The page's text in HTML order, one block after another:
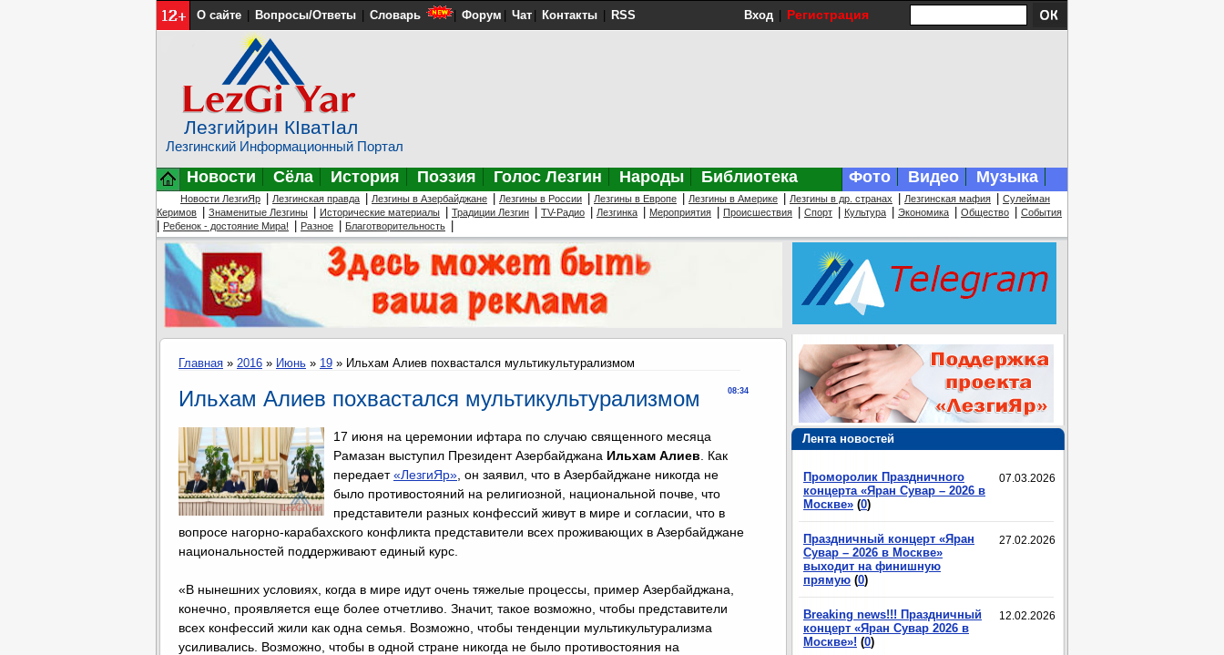
О сайте Вопросы/Ответы Словарь Форум Чат Контакты RSS Вход Регистрация
Лезгийрин КIватIал
Лезгинский Информационный Портал
Новости Сёла История Поэзия Голос Лезгин Народы Библиотека Фото Видео Музыка
Новости ЛезгиЯр Лезгинская правда Лезгины в Азербайджане Лезгины в России Лезгины в Европе Лезгины в Америке Лезгины в др. странах Лезгинская мафия
Сулейман
Керимов
Знаменитые Лезгины Исторические материалы Традиции Лезгин TV-Радио Лезгинка Мероприятия Происшествия Спорт Культура Экономика Общество События
Ребенок - достояние Мира! Разное Благотворительность
Лента новостей
07.03.2026
Проморолик Праздничного
концерта «Яран Сувар – 2026 в
Москве» (0)
27.02.2026
Праздничный концерт «Яран
Сувар – 2026 в Москве»
выходит на финишную
прямую (0)
12.02.2026
Breaking news!!! Праздничный
концерт «Яран Сувар 2026 в
Москве»! (0)
Главная » 2016 » Июнь » 19 » Ильхам Алиев похвастался мультикультурализмом
08:34
Ильхам Алиев похвастался мультикультурализмом
17 июня на церемонии ифтара по случаю священного месяца
Рамазан выступил Президент Азербайджана Ильхам Алиев . Как
передает«ЛезгиЯр» , он заявил, что в Азербайджане никогда не
было противостояний на религиозной, национальной почве, что
представители разных конфессий живут в мире и согласии, что в
вопросе нагорно-карабахского конфликта представители всех проживающих в Азербайджане
национальностей поддерживают единый курс.
«В нынешних условиях, когда в мире идут очень тяжелые процессы, пример Азербайджана,
конечно, проявляется еще более отчетливо. Значит, такое возможно, чтобы представители
всех конфессий жили как одна семья. Возможно, чтобы тенденции мультикультурализма
усиливались. Возможно, чтобы в одной стране никогда не было противостояния на